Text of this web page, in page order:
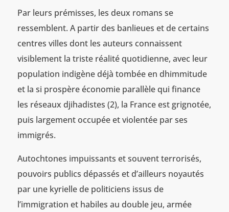
Par leurs prémisses, les deux romans se
ressemblent. A partir des banlieues et de certains
centres villes dont les auteurs connaissent
visiblement la triste réalité quotidienne, avec leur
population indigène déjà tombée en dhimmitude
et la si prospère économie parallèle qui finance
les réseaux djihadistes (2), la France est grignotée,
puis largement occupée et violentée par ses
immigrés.
Autochtones impuissants et souvent terrorisés,
pouvoirs publics dépassés et d’ailleurs noyautés
par une kyrielle de politiciens issus de
l’immigration et habiles au double jeu, armée